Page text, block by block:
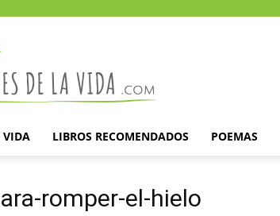
la
vida
VIDA LIBROS RECOMENDADOS POEMAS
romper-el-hielo